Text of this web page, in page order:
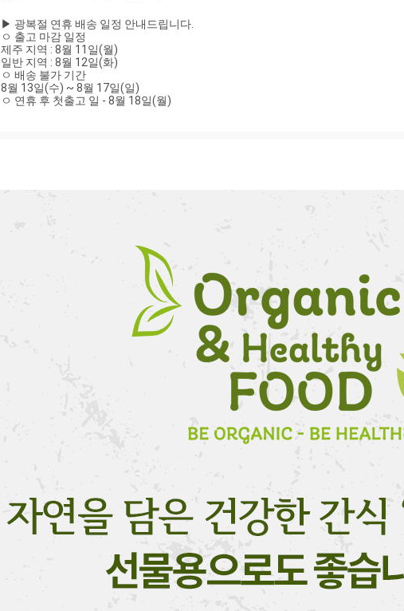
▶ 광복절 연휴 배송 일정 안내드립니다.
ㅇ 출고 마감 일정
제주 지역 : 8월 11일(월)
일반 지역 : 8월 12일(화)
ㅇ 배송 불가 기간
8월 13일(수) ~ 8월 17일(일)
ㅇ 연휴 후 첫출고 일 - 8월 18일(월)